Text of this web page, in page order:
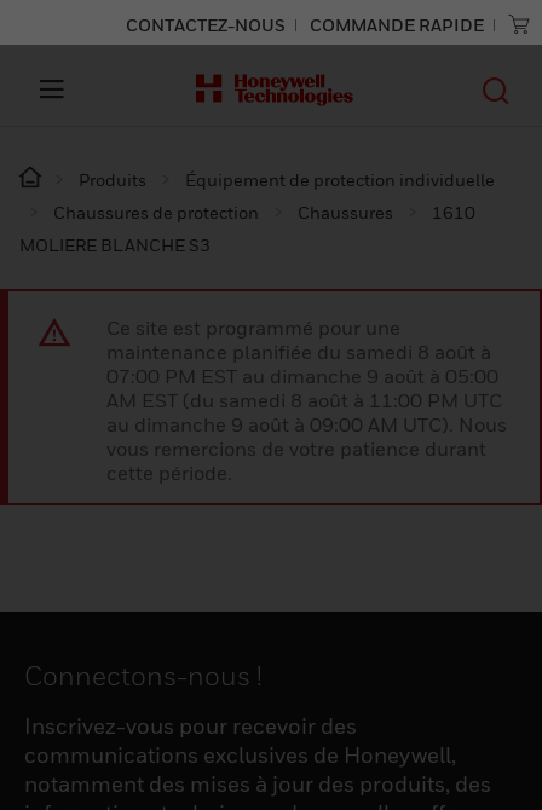
CONTACTEZ-NOUS COMMANDE RAPIDE
Produits
Équipement de protection individuelle
Chaussures de protection
Chaussures
1610
MOLIERE BLANCHE S3
Ce site est programmé pour une
maintenance planifiée du samedi 8 août à
07:00 PM EST au dimanche 9 août à 05:00
AM EST (du samedi 8 août à 11:00 PM UTC
au dimanche 9 août à 09:00 AM UTC). Nous
vous remercions de votre patience durant
cette période.
Connectons-nous !
Inscrivez-vous pour recevoir des
communications exclusives de Honeywell,
notamment des mises à jour des produits, des